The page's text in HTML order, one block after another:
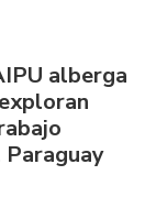
alberga